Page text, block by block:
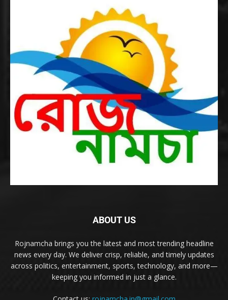
ABOUT US
Rojnamcha brings you the latest and most trending headline
news every day. We deliver crisp, reliable, and timely updates
across politics, entertainment, sports, technology, and more—
keeping you informed in just a glance.